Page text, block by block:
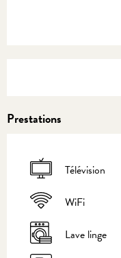
Prestations
Télévision
WiFi
Lave linge